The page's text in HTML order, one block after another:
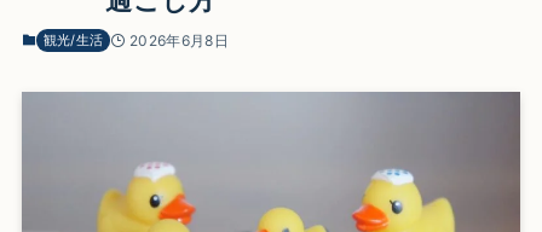
観光/生活 2026年6月8日